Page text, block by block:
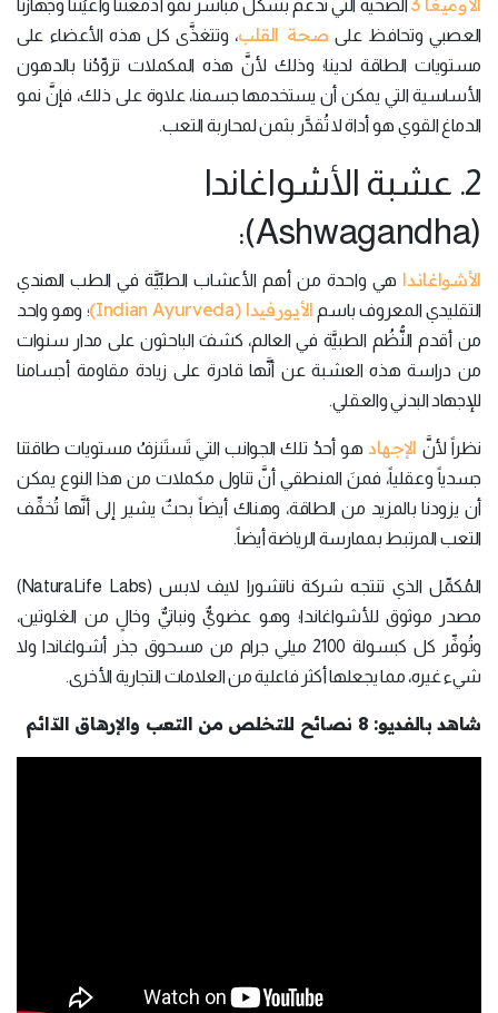
الأوميغا 3 الصحية التي تدعم بشكل مباشر نمو أدمغتنا وأعيُننا وجهازنا
العصبي وتحافظ على صحة القلب، وتتغذَّى كل هذه الأعضاء على
مستويات الطاقة لدينا؛ وذلك لأنَّ هذه المكملات تزوِّدُنا بالدهون
الأساسية التي يمكن أن يستخدمها جسمنا، علاوة على ذلك، فإنَّ نمو
الدماغ القوي هو أداة لا تُقدَّر بثمن لمحاربة التعب.
2. عشبة الأشواغاندا
(Ashwagandha):
الأشواغاندا هي واحدة من أهم الأعشاب الطبِّيَّة في الطب الهندي
التقليدي المعروف باسم الأيورفيدا (Indian Ayurveda)
؛ وهو واحد
من أقدم النُّظُم الطبيَّة في العالم، كشفَ الباحثون على مدار سنوات
من دراسة هذه العشبة عن أنَّها قادرة على زيادة مقاومة أجسامنا
للإجهاد البدني والعقلي.
نظراً لأنَّ الإجهادهو أحدُ تلك الجوانب التي تَستَنزفُ مستويات طاقتنا
جسدياً وعقلياً، فمنَ المنطقي أنَّ تناول مكملات من هذا النوع يمكن
أن يزودنا بالمزيد من الطاقة، وهناك أيضاً بحثٌ يشير إلى أنَّها تُخفِّف
التعب المرتبط بممارسة الرياضة أيضاً.
المُكمِّل الذي تنتجه شركة ناتشورا لايف لابس (NaturaLife Labs)
مصدر موثوق للأشواغاندا؛ وهو عضويٌّ ونباتيٌّ وخالٍ من الغلوتين،
وتُوفِّر كل كبسولة 2100 ميلي جرام من مسحوق جذر أشواغاندا ولا
شيء غيره، مما يجعلها أكثر فاعلية من العلامات التجارية الأخرى.
شاهد بالفديو: 8 نصائح للتخلص من التعب والإرهاق الدّائم